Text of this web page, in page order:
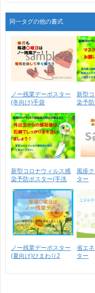
同一タグの他の書式
ノー残業デーポスター
(冬向け)手袋
新型
染予
新型コロナウィルス感
染予防ポスター(手洗
風疹
ター
ノー残業デーポスター
(夏向け)ひまわり2
省エ
ター